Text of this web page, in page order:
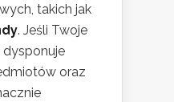
takich jak
. Jeśli Twoje
dysponuje
oraz